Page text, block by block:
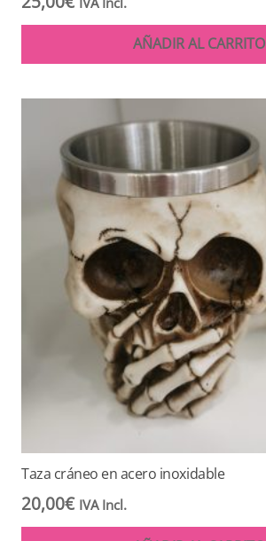
AÑADIR AL CARRITO
Taza cráneo en acero inoxidable
20,00€ IVA Incl.